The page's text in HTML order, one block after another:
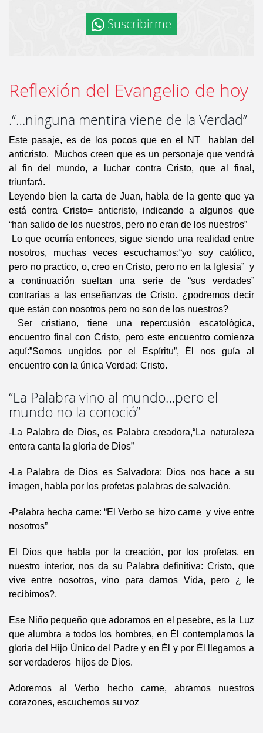
Suscribirme
Reflexión del Evangelio de hoy
.“…ninguna mentira viene de la Verdad”
Este pasaje, es de los pocos que en el NT hablan del
anticristo. Muchos creen que es un personaje que vendrá
al fin del mundo, a luchar contra Cristo, que al final,
triunfará.
Leyendo bien la carta de Juan, habla de la gente que ya
está contra Cristo= anticristo, indicando a algunos que
“han salido de los nuestros, pero no eran de los nuestros”
Lo que ocurría entonces, sigue siendo una realidad entre
nosotros, muchas veces escuchamos:“yo soy católico,
pero no practico, o, creo en Cristo, pero no en la Iglesia” y
a continuación sueltan una serie de “sus verdades”
contrarias a las enseñanzas de Cristo. ¿podremos decir
que están con nosotros pero no son de los nuestros?
Ser cristiano, tiene una repercusión escatológica,
encuentro final con Cristo, pero este encuentro comienza
aquí:”Somos ungidos por el Espíritu”, Él nos guía al
encuentro con la única Verdad: Cristo.
“La Palabra vino al mundo…pero el
mundo no la conoció”
-La Palabra de Dios, es Palabra creadora,“La naturaleza
entera canta la gloria de Dios”
-La Palabra de Dios es Salvadora: Dios nos hace a su
imagen, habla por los profetas palabras de salvación.
-Palabra hecha carne: “El Verbo se hizo carne y vive entre
nosotros”
El Dios que habla por la creación, por los profetas, en
nuestro interior, nos da su Palabra definitiva: Cristo, que
vive entre nosotros, vino para darnos Vida, pero ¿ le
recibimos?.
Ese Niño pequeño que adoramos en el pesebre, es la Luz
que alumbra a todos los hombres, en Él contemplamos la
gloria del Hijo Único del Padre y en Él y por Él llegamos a
ser verdaderos hijos de Dios.
Adoremos al Verbo hecho carne, abramos nuestros
corazones, escuchemos su voz